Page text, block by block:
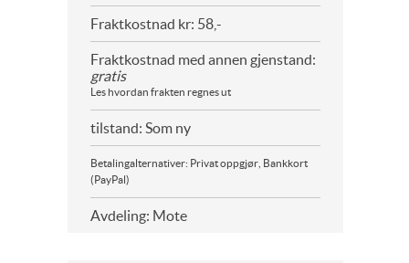
Fraktkostnad kr: 58,-
Fraktkostnad med annen gjenstand:
gratis
Les hvordan frakten regnes ut
tilstand: Som ny
Betalingalternativer: Privat oppgjør, Bankkort
(PayPal)
Avdeling: Mote